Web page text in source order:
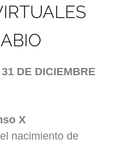
DE DICIEMBRE
X
nacimiento de